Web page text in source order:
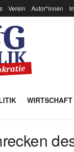
Verein Autor*innen
WIRTSCHAFT